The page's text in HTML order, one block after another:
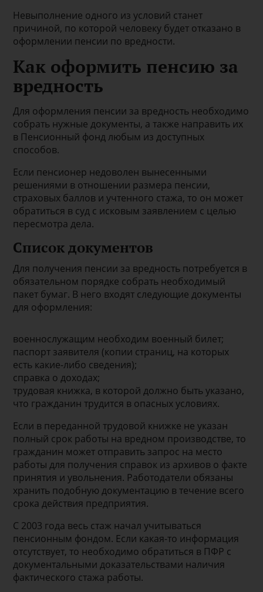
Невыполнение одного из условий станет
причиной, по которой человеку будет отказано в
оформлении пенсии по вредности.
Как оформить пенсию за
вредность
Для оформления пенсии за вредность необходимо
собрать нужные документы, а также направить их
в Пенсионный фонд любым из доступных
способов.
Если пенсионер недоволен вынесенными
решениями в отношении размера пенсии,
страховых баллов и учтенного стажа, то он может
обратиться в суд с исковым заявлением с целью
пересмотра дела.
Список документов
Для получения пенсии за вредность потребуется в
обязательном порядке собрать необходимый
пакет бумаг. В него входят следующие документы
для оформления:
военнослужащим необходим военный билет;
паспорт заявителя (копии страниц, на которых
есть какие-либо сведения);
справка о доходах;
трудовая книжка, в которой должно быть указано,
что гражданин трудится в опасных условиях.
Если в переданной трудовой книжке не указан
полный срок работы на вредном производстве, то
гражданин может отправить запрос на место
работы для получения справок из архивов о факте
принятия и увольнения. Работодатели обязаны
хранить подобную документацию в течение всего
срока действия предприятия.
С 2003 года весь стаж начал учитываться
пенсионным фондом. Если какая-то информация
отсутствует, то необходимо обратиться в ПФР с
документальными доказательствами наличия
фактического стажа работы.